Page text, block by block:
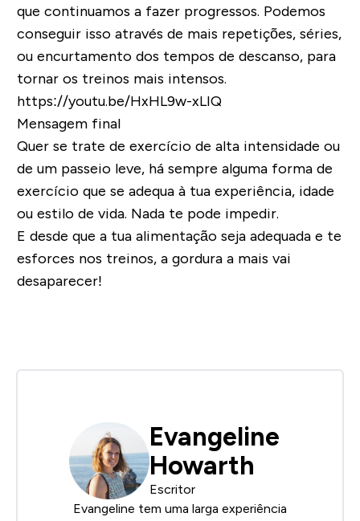
que continuamos a fazer progressos. Podemos
conseguir isso através de mais repetições, séries,
ou encurtamento dos tempos de descanso, para
tornar os treinos mais intensos.
https://youtu.be/HxHL9w-xLIQ
Mensagem final
Quer se trate de exercício de alta intensidade ou
de um passeio leve, há sempre alguma forma de
exercício que se adequa à tua experiência, idade
ou estilo de vida. Nada te pode impedir.
E desde que a tua alimentação seja adequada e te
esforces nos treinos, a gordura a mais vai
desaparecer!
Evangeline
Howarth
Escritor
Evangeline tem uma larga experiência